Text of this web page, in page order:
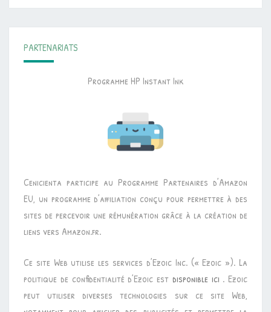
PARTENARIATS
Programme HP Instant Ink
Cenicienta participe au Programme Partenaires d’Amazon
EU, un programme d’affiliation conçu pour permettre à des
sites de percevoir une rémunération grâce à la création de
liens vers Amazon.fr.
Ce site Web utilise les services d’Ezoic Inc. (« Ezoic »). La
politique de confidentialité d’Ezoic est disponible ici . Ezoic
peut utiliser diverses technologies sur ce site Web,